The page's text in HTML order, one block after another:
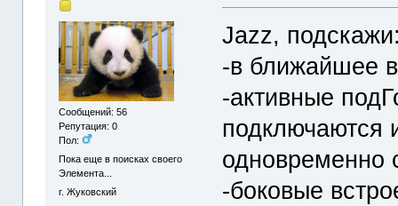
Сообщений: 56
Репутация: 0
Пол:
Пока еще в поисках своего
Элемента...
г. Жуковский
Jazz,
-в ближайшее
-активные
подключаются
одновременно
-боковые